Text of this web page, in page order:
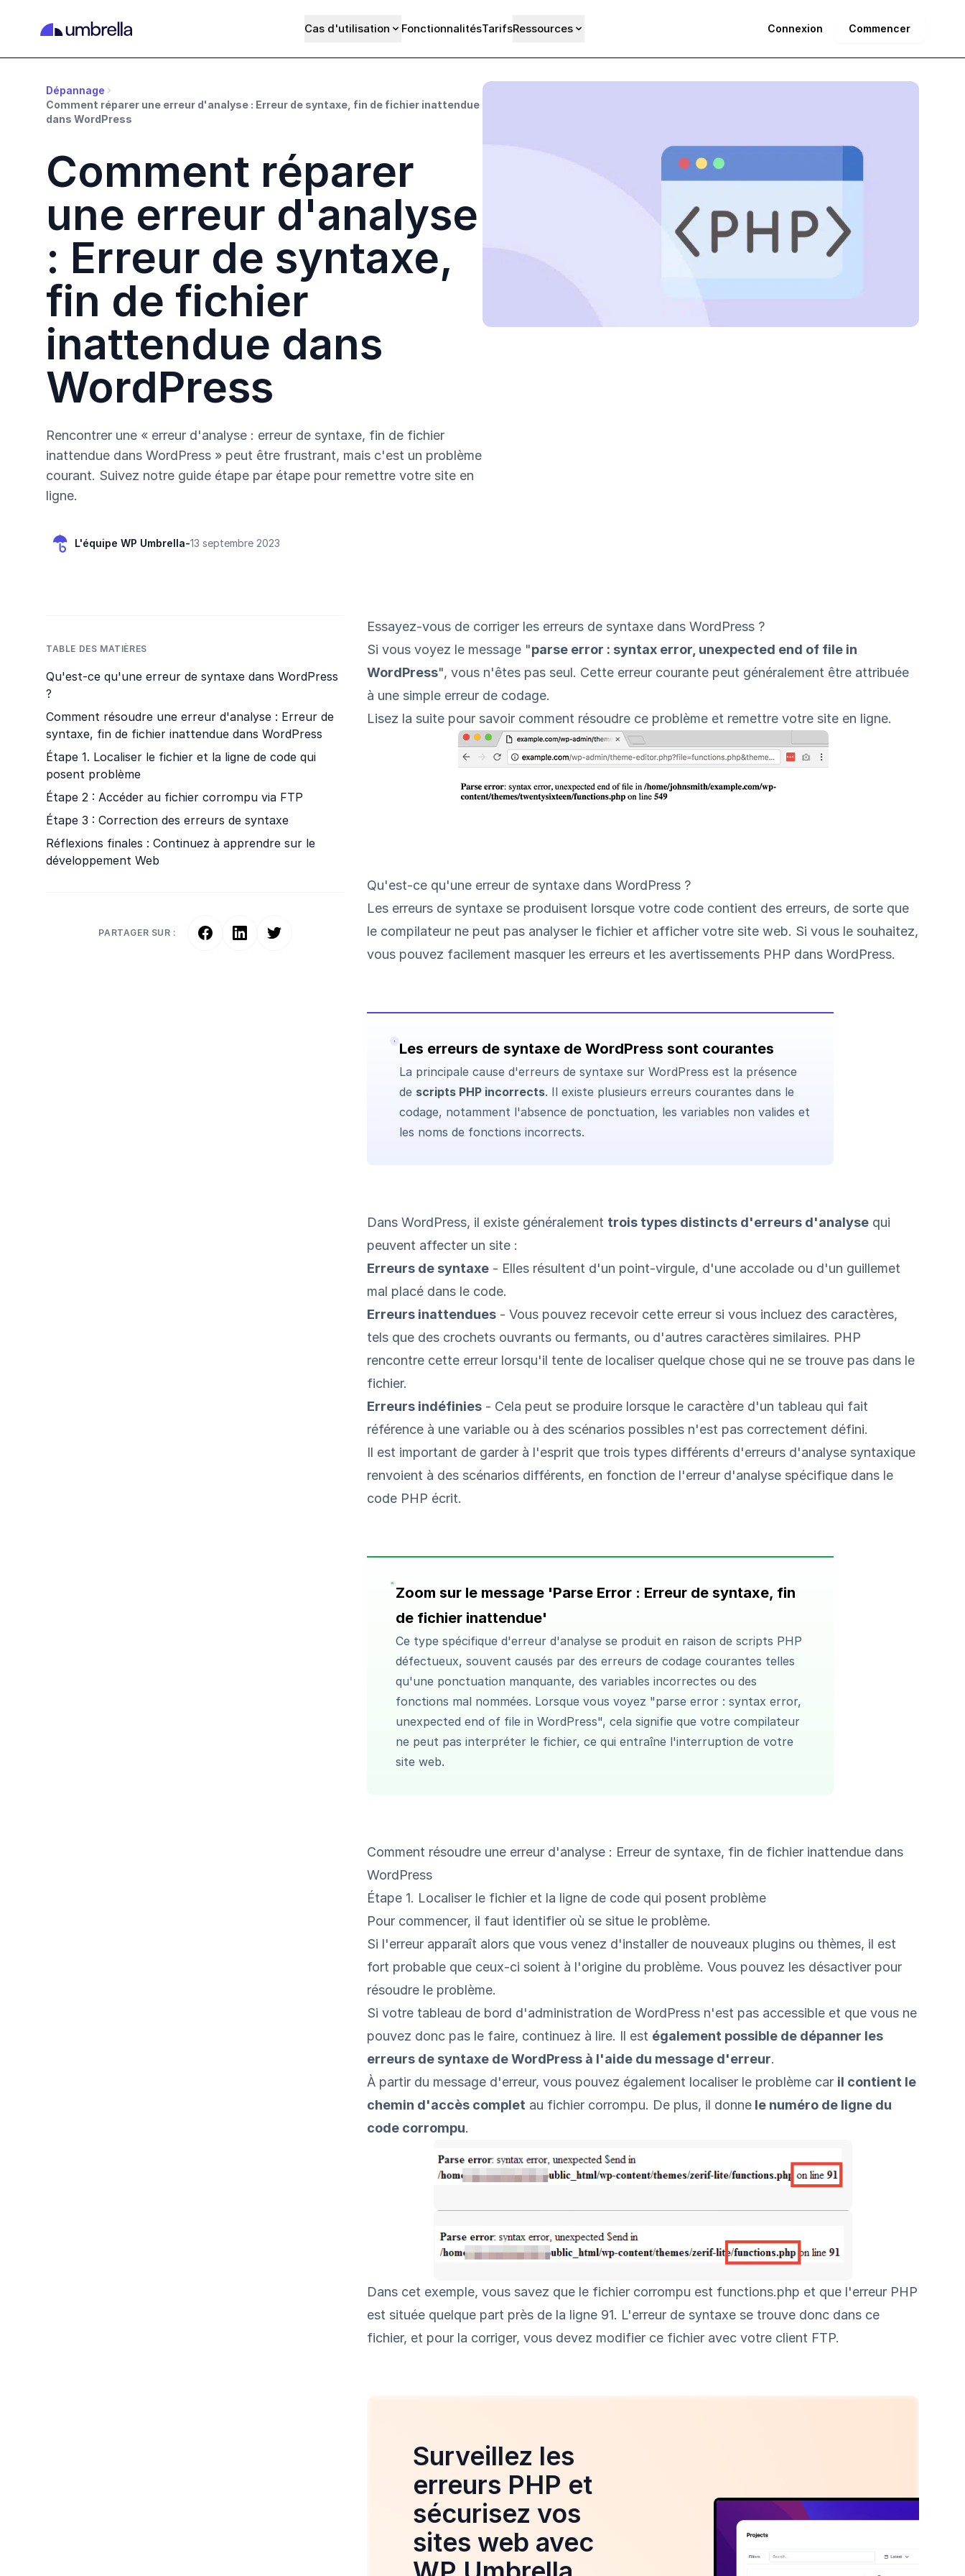
Cas d'utilisation FonctionnalitésTarifsRessources Connexion Commencer
Dépannage
Comment réparer une erreur d'analyse : Erreur de syntaxe, fin de fichier inattendue
dans WordPress
Comment réparer
une erreur d'analyse
: Erreur de syntaxe,
fin de fichier
inattendue dans
WordPress
Rencontrer une « erreur d'analyse : erreur de syntaxe, fin de fichier
inattendue dans WordPress » peut être frustrant, mais c'est un problème
courant. Suivez notre guide étape par étape pour remettre votre site en
ligne.
L'équipe WP Umbrella-13 septembre 2023
TABLE DES MATIÈRES
Qu'est-ce qu'une erreur de syntaxe dans WordPress
?
Comment résoudre une erreur d'analyse : Erreur de
syntaxe, fin de fichier inattendue dans WordPress
Étape 1. Localiser le fichier et la ligne de code qui
posent problème
Étape 2 : Accéder au fichier corrompu via FTP
Étape 3 : Correction des erreurs de syntaxe
Réflexions finales : Continuez à apprendre sur le
développement Web
PARTAGER SUR :
Essayez-vous de corriger les erreurs de syntaxe dans WordPress ?
Si vous voyez le message "parse error : syntax error, unexpected end of file in
WordPress", vous n'êtes pas seul. Cette erreur courante peut généralement être attribuée
à une simple erreur de codage.
Lisez la suite pour savoir comment résoudre ce problème et remettre votre site en ligne.
Qu'est-ce qu'une erreur de syntaxe dans WordPress ?
Les erreurs de syntaxe se produisent lorsque votre code contient des erreurs, de sorte que
le compilateur ne peut pas analyser le fichier et afficher votre site web. Si vous le souhaitez,
vous pouvez facilement masquer les erreurs et les avertissements PHP dans WordPress.
Les erreurs de syntaxe de WordPress sont courantes
La principale cause d'erreurs de syntaxe sur WordPress est la présence
de scripts PHP incorrects. Il existe plusieurs erreurs courantes dans le
codage, notamment l'absence de ponctuation, les variables non valides et
les noms de fonctions incorrects.
Dans WordPress, il existe généralement trois types distincts d'erreurs d'analyse qui
peuvent affecter un site :
Erreurs de syntaxe - Elles résultent d'un point-virgule, d'une accolade ou d'un guillemet
mal placé dans le code.
Erreurs inattendues - Vous pouvez recevoir cette erreur si vous incluez des caractères,
tels que des crochets ouvrants ou fermants, ou d'autres caractères similaires. PHP
rencontre cette erreur lorsqu'il tente de localiser quelque chose qui ne se trouve pas dans le
fichier.
Erreurs indéfinies - Cela peut se produire lorsque le caractère d'un tableau qui fait
référence à une variable ou à des scénarios possibles n'est pas correctement défini.
Il est important de garder à l'esprit que trois types différents d'erreurs d'analyse syntaxique
renvoient à des scénarios différents, en fonction de l'erreur d'analyse spécifique dans le
code PHP écrit.
Zoom sur le message 'Parse Error : Erreur de syntaxe, fin
de fichier inattendue'
Ce type spécifique d'erreur d'analysese produit en raison de scripts PHP
défectueux, souvent causés par des erreurs de codage courantes telles
qu'une ponctuation manquante, des variables incorrectes ou des
fonctions mal nommées. Lorsque vous voyez "parse error : syntax error,
unexpected end of file in WordPress", cela signifie que votre compilateur
ne peut pas interpréter le fichier, ce qui entraîne l'interruption de votre
site web.
Comment résoudre une erreur d'analyse : Erreur de syntaxe, fin de fichier inattendue dans
WordPress
Étape 1. Localiser le fichier et la ligne de code qui posent problème
Pour commencer, il faut identifier où se situe le problème.
Si l'erreur apparaît alors que vous venez d'installer de nouveaux plugins ou thèmes, il est
fort probable que ceux-ci soient à l'origine du problème. Vous pouvez les désactiver pour
résoudre le problème.
Si votre tableau de bord d'administration de WordPress n'est pas accessible et que vous ne
pouvez donc pas le faire, continuez à lire. Il est également possible de dépanner les
erreurs de syntaxe de WordPress à l'aide du message d'erreur.
À partir du message d'erreur, vous pouvez également localiser le problème car il contient le
chemin d'accès complet au fichier corrompu. De plus, il donne le numéro de ligne du
code corrompu.
Dans cet exemple, vous savez que le fichier corrompu est functions.php et que l'erreur PHP
est située quelque part près de la ligne 91. L'erreur de syntaxe se trouve donc dans ce
fichier, et pour la corriger, vous devez modifier ce fichier avec votre client FTP.
Surveillez les
erreurs PHP et
sécurisez vos
sites web avec